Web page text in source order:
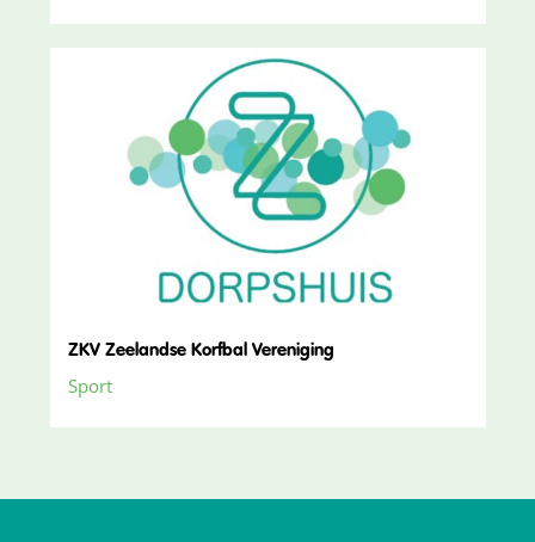
ZKV Zeelandse Korfbal Vereniging
Sport